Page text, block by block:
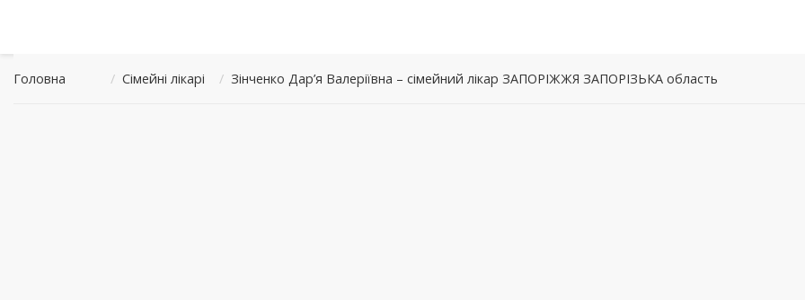
Головна / Сімейні лікарі / Зінченко Дар’я Валеріївна – сімейний лікар ЗАПОРІЖЖЯ ЗАПОРІЗЬКА область